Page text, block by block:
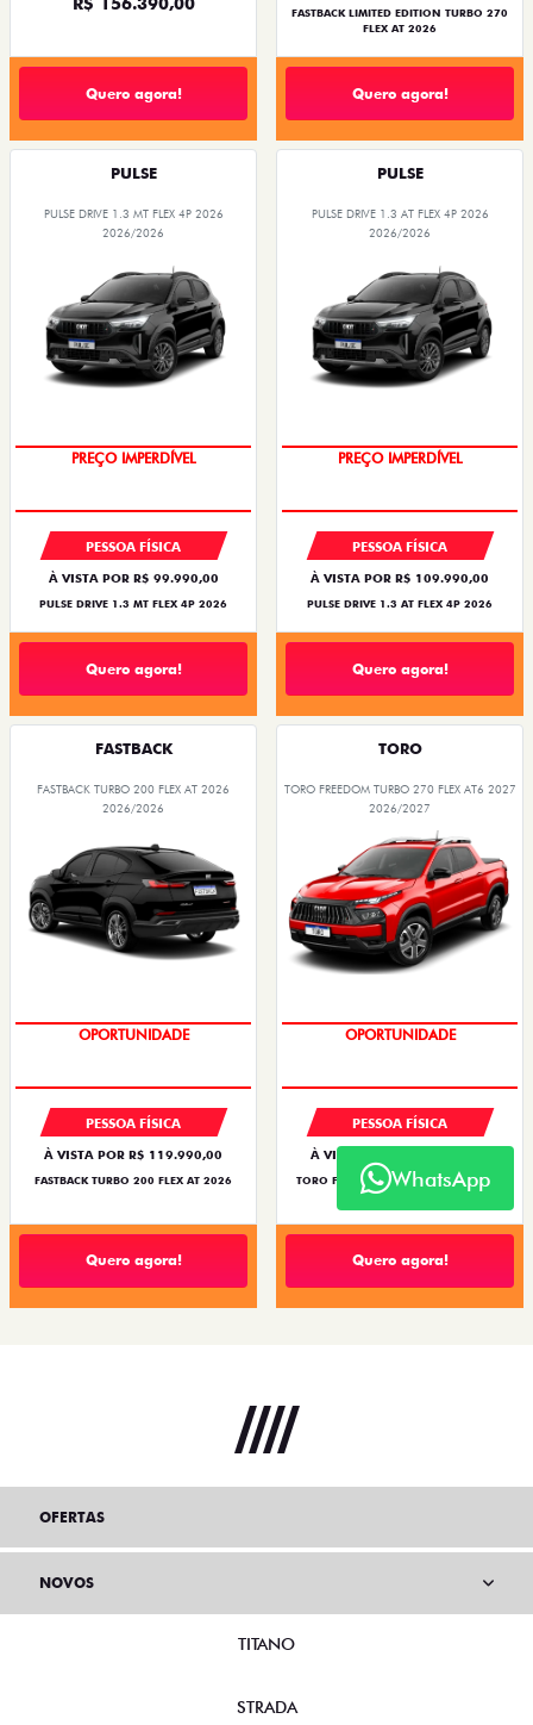
Quero agora!
FASTBACK LIMITED EDITION TURBO 270
FLEX AT 2026
Quero agora!
PULSE
PULSE DRIVE 1.3 MT FLEX 4P 2026
2026/2026
PREÇO IMPERDÍVEL
PESSOA FÍSICA
À VISTA POR R$ 99.990,00
PULSE DRIVE 1.3 MT FLEX 4P 2026
Quero agora!
PULSE
PULSE DRIVE 1.3 AT FLEX 4P 2026
2026/2026
PREÇO IMPERDÍVEL
PESSOA FÍSICA
À VISTA POR R$ 109.990,00
PULSE DRIVE 1.3 AT FLEX 4P 2026
Quero agora!
FASTBACK
FASTBACK TURBO 200 FLEX AT 2026
2026/2026
OPORTUNIDADE
PESSOA FÍSICA
À VISTA POR R$ 119.990,00
FASTBACK TURBO 200 FLEX AT 2026
Quero agora!
TORO
TORO FREEDOM TURBO 270 FLEX AT6 2027
2026/2027
OPORTUNIDADE
PESSOA FÍSICA
À VISTA POR R$ 134.990,00
TORO FREEDOM TURBO 270 FLEX AT6
Quero agora!
WhatsApp
OFERTAS
NOVOS
TITANO
STRADA